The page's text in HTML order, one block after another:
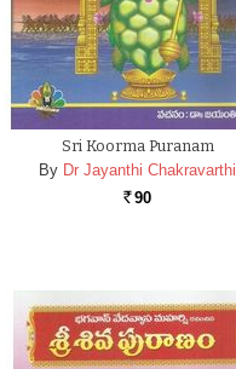
Sri Koorma Puranam
By Dr Jayanthi Chakravarthi
Rs. 90